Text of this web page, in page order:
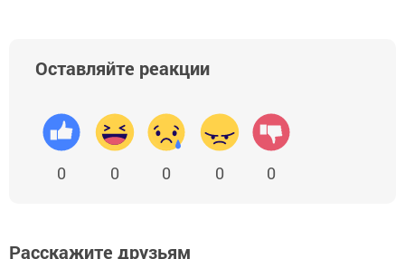
Оставляйте реакции
0 0 0 0 0
Расскажите друзьям